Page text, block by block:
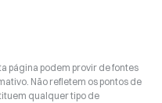
página podem provir de fontes
Não refletem os pontos de
qualquer tipo de